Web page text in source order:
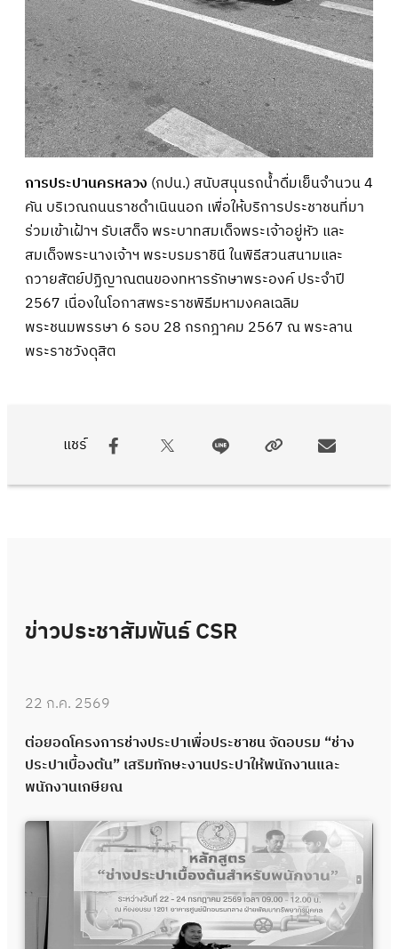
แชร์
การประปานครหลวง (กปน.) สนับสนุนรถน้ำดื่มเย็นจำนวน 4
คัน บริเวณถนนราชดำเนินนอก เพื่อให้บริการประชาชนที่มา
ร่วมเข้าเฝ้าฯ รับเสด็จ พระบาทสมเด็จพระเจ้าอยู่หัว และ
สมเด็จพระนางเจ้าฯ พระบรมราชินี ในพิธีสวนสนามและ
ถวายสัตย์ปฏิญาณตนของทหารรักษาพระองค์ ประจำปี
2567 เนื่องในโอกาสพระราชพิธีมหามงคลเฉลิม
พระชนมพรรษา 6 รอบ 28 กรกฎาคม 2567 ณ พระลาน
พระราชวังดุสิต
ข่าวประชาสัมพันธ์ CSR
22 ก.ค. 2569
ต่อยอดโครงการช่างประปาเพื่อประชาชน จัดอบรม “ช่าง
ประปาเบื้องต้น” เสริมทักษะงานประปาให้พนักงานและ
พนักงานเกษียณ